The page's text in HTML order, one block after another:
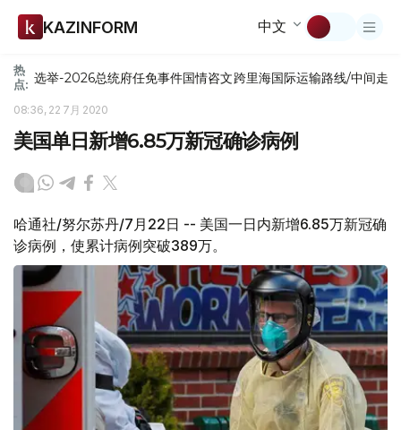
KAZINFORM 中文
热
点: 选举-2026总统府任免事件国情咨文跨里海国际运输路线/中间走廊
08:36, 22 7月 2020
美国单日新增6.85万新冠确诊病例
哈通社/努尔苏丹/7月22日 -- 美国一日内新增6.85万新冠确
诊病例，使累计病例突破389万。